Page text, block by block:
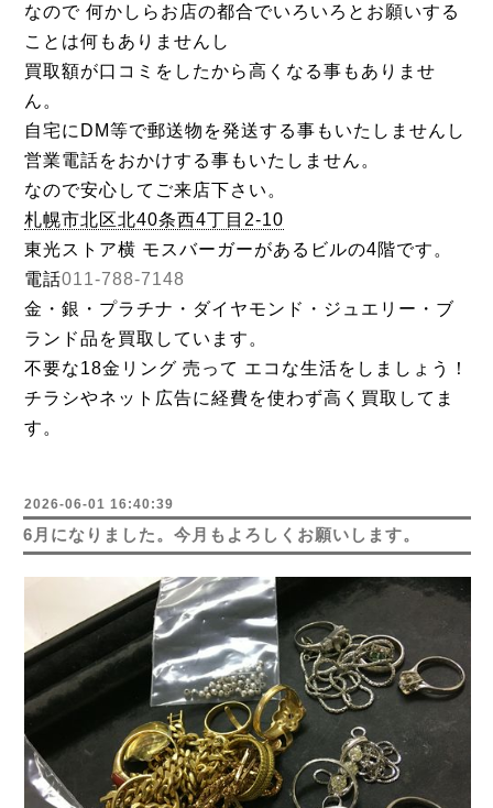
なので 何かしらお店の都合でいろいろとお願いする
ことは何もありませんし
買取額が口コミをしたから高くなる事もありませ
ん。
自宅にDM等で郵送物を発送する事もいたしませんし
営業電話をおかけする事もいたしません。
なので安心してご来店下さい。
札幌市北区北40条西4丁目2-10
東光ストア横 モスバーガーがあるビルの4階です。
電話011-788-7148
金・銀・プラチナ・ダイヤモンド・ジュエリー・ブ
ランド品を買取しています。
不要な18金リング 売って エコな生活をしましょう！
チラシやネット広告に経費を使わず高く買取してま
す。
2026-06-01 16:40:39
6月になりました。今月もよろしくお願いします。